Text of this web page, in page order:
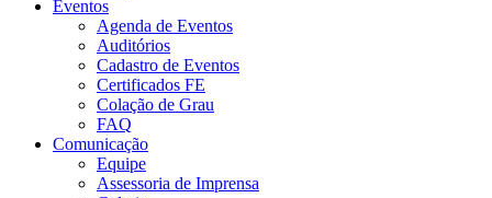
Eventos
Agenda de Eventos
Auditórios
Cadastro de Eventos
Certificados FE
Colação de Grau
FAQ
Comunicação
Equipe
Assessoria de Imprensa